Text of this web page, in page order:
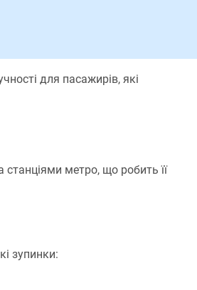
для пасажирів, які
метро, що робить її
зупинки: